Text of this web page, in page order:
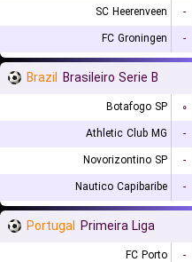
SC Heerenveen
-
FC Groningen
-
Brazil Brasileiro Serie B
Botafogo SP ۰
Athletic Club MG
-
Novorizontino SP
-
Nautico Capibaribe
-
Portugal Primeira Liga
FC Porto -